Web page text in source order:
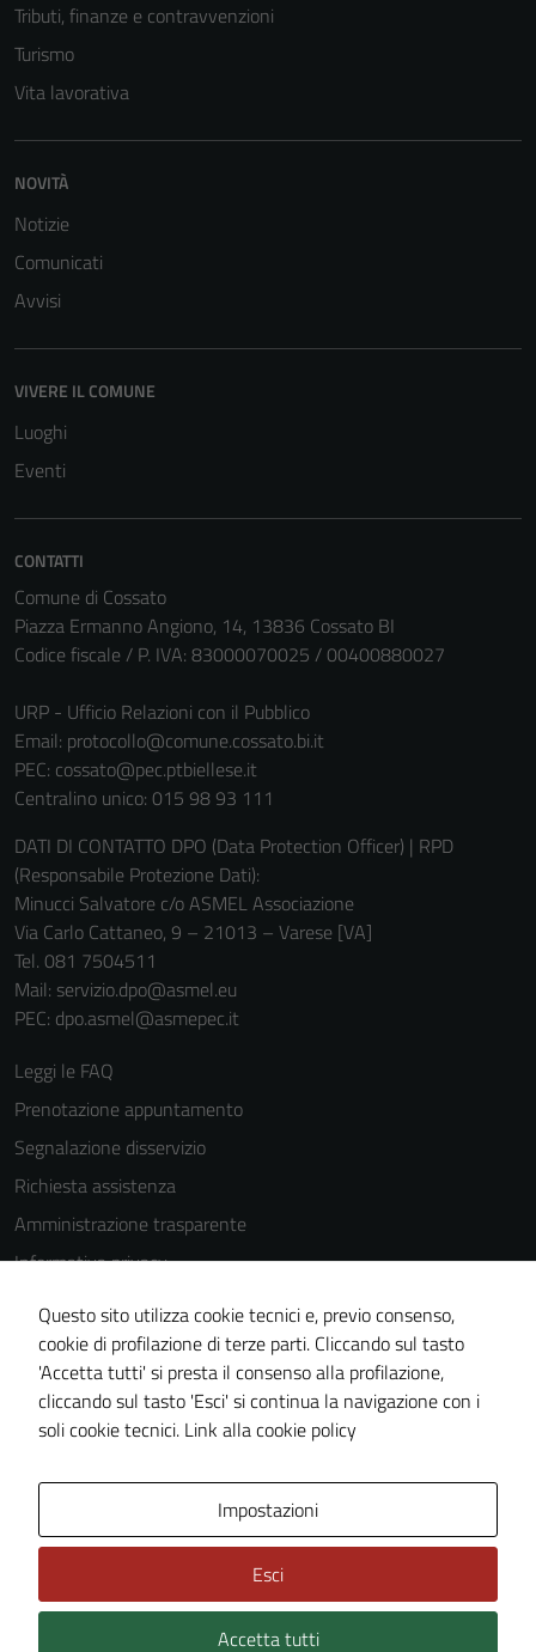
Tributi, finanze e contravvenzioni
Turismo
Vita lavorativa
NOVITÀ
Notizie
Comunicati
Avvisi
VIVERE IL COMUNE
Luoghi
Eventi
CONTATTI
Comune di Cossato
Piazza Ermanno Angiono, 14, 13836 Cossato BI
Codice fiscale / P. IVA: 83000070025 / 00400880027
URP - Ufficio Relazioni con il Pubblico
Email: protocollo@comune.cossato.bi.it
PEC: cossato@pec.ptbiellese.it
Centralino unico: 015 98 93 111
DATI DI CONTATTO DPO (Data Protection Officer) | RPD
(Responsabile Protezione Dati):
Minucci Salvatore c/o ASMEL Associazione
Via Carlo Cattaneo, 9 – 21013 – Varese [VA]
Tel. 081 7504511
Mail: servizio.dpo@asmel.eu
PEC: dpo.asmel@asmepec.it
Leggi le FAQ
Prenotazione appuntamento
Segnalazione disservizio
Richiesta assistenza
Amministrazione trasparente
Informativa privacy
Cookie Policy
Note legali
Dichiarazione di accessibilità
Piano di miglioramento del sito
Technical Design s.r.l.
Questo sito utilizza cookie tecnici e, previo consenso,
cookie di profilazione di terze parti. Cliccando sul tasto
'Accetta tutti' si presta il consenso alla profilazione,
cliccando sul tasto 'Esci' si continua la navigazione con i
soli cookie tecnici. Link alla cookie policy
Impostazioni
Esci
Accetta tutti